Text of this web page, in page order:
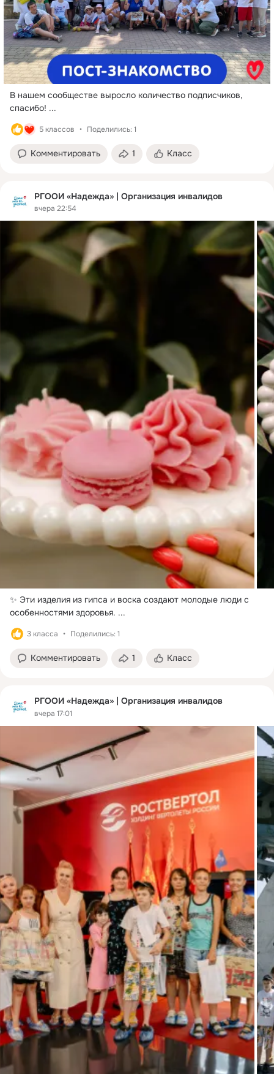
В нашем сообществе выросло количество подписчиков,
спасибо! ...
5 классов Поделились: 1
Комментировать 1 Класс
РГООИ «Надежда» | Организация инвалидов
вчера 22:54
✨ Эти изделия из гипса и воска создают молодые люди с
особенностями здоровья. ...
3 класса Поделились: 1
Комментировать 1 Класс
РГООИ «Надежда» | Организация инвалидов
вчера 17:01